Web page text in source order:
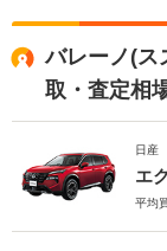
バレーノ(ス
取・査定相
日産
エ
平均